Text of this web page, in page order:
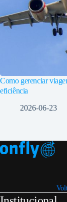
Como gerenciar
eficiência
2026-06-23